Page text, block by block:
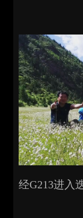
经G213进入